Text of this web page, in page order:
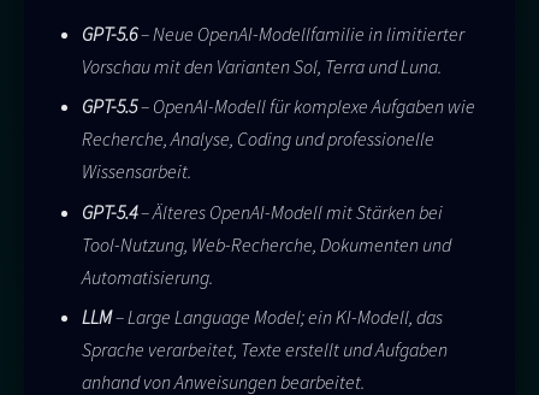
GPT-5.6– Neue OpenAI-Modellfamilie in limitierter
Vorschau mit den Varianten Sol, Terra und Luna.
GPT-5.5– OpenAI-Modell für komplexe Aufgaben wie
Recherche, Analyse, Coding und professionelle
Wissensarbeit.
GPT-5.4– Älteres OpenAI-Modell mit Stärken bei
Tool-Nutzung, Web-Recherche, Dokumenten und
Automatisierung.
LLM– Large Language Model; ein KI-Modell, das
Sprache verarbeitet, Texte erstellt und Aufgaben
anhand von Anweisungen bearbeitet.